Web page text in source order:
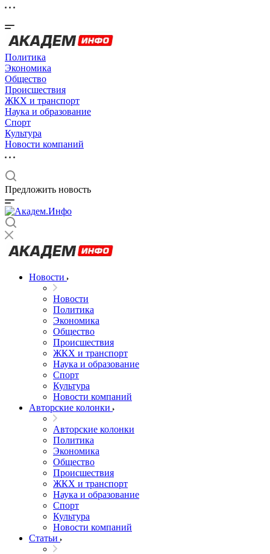
Политика
Экономика
Общество
Происшествия
ЖКХ и транспорт
Наука и образование
Спорт
Культура
Новости компаний
Предложить новость
Новости
Новости
Политика
Экономика
Общество
Происшествия
ЖКХ и транспорт
Наука и образование
Спорт
Культура
Новости компаний
Авторские колонки
Авторские колонки
Политика
Экономика
Общество
Происшествия
ЖКХ и транспорт
Наука и образование
Спорт
Культура
Новости компаний
Статьи